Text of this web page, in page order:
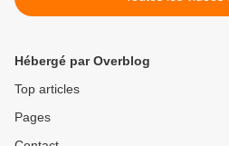
Hébergé par Overblog
Top articles
Pages